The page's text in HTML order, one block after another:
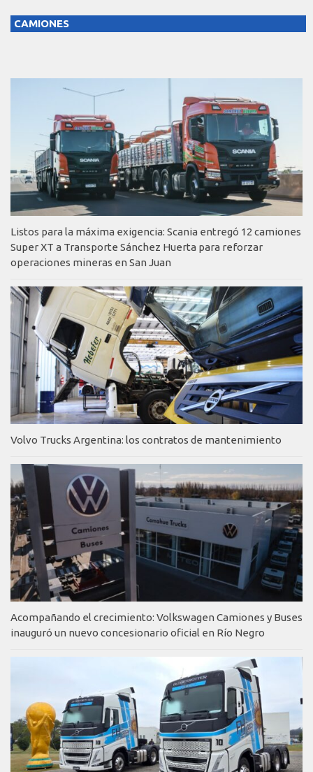
CAMIONES
Listos para la máxima exigencia: Scania entregó 12 camiones
Super XT a Transporte Sánchez Huerta para reforzar
operaciones mineras en San Juan
Volvo Trucks Argentina: los contratos de mantenimiento
Acompañando el crecimiento: Volkswagen Camiones y Buses
inauguró un nuevo concesionario oficial en Río Negro